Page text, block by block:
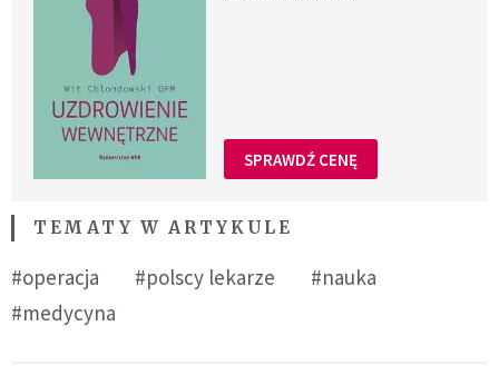
SPRAWDŹ CENĘ
TEMATY W ARTYKULE
#operacja #polscy lekarze
#nauka
#medycyna